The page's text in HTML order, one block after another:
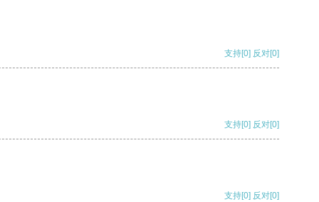
支持[0] 反对[0]
支持[0] 反对[0]
支持[0] 反对[0]